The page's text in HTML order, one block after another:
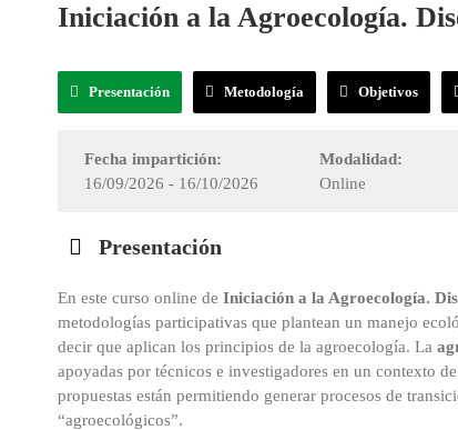
Iniciación a la Agroecología.
Presentación Metodología Objetivos
Fecha impartición:
16/09/2026 - 16/10/2026
Modalidad:
Online
Presentación
En este curso online de Iniciación a la Agroecología.
metodologías participativas que plantean un manejo
decir que aplican los principios de la agroecología. La
apoyadas por técnicos e investigadores en un contexto
propuestas están permitiendo generar procesos de
“agroecológicos”.